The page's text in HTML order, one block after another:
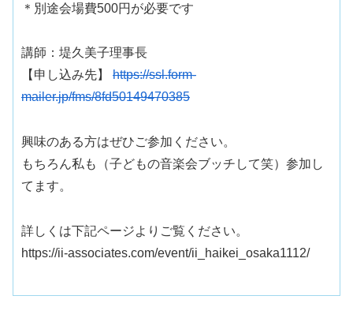
＊別途会場費500円が必要です
講師：堤久美子理事長
【申し込み先】 https://ssl.form-
mailer.jp/fms/8fd50149470385
興味のある方はぜひご参加ください。
もちろん私も（子どもの音楽会ブッチして笑）参加し
てます。
詳しくは下記ページよりご覧ください。
https://ii-associates.com/event/ii_haikei_osaka1112/